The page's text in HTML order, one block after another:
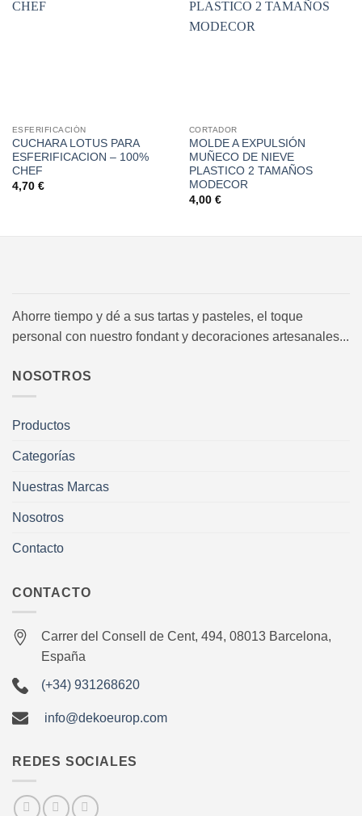
ESFERIFICACIÓN
CUCHARA LOTUS PARA
ESFERIFICACION – 100%
CHEF
4,70 €
a la
CORTADOR
MOLDE A EXPULSIÓN
MUÑECO DE NIEVE
PLASTICO 2 TAMAÑOS
MODECOR
4,00 €
Ahorre tiempo y dé a sus tartas y pasteles, el toque
personal con nuestro fondant y decoraciones artesanales...
NOSOTROS
Productos
Categorías
Nuestras Marcas
Nosotros
Contacto
CONTACTO
Carrer del Consell de Cent, 494, 08013 Barcelona,
España
(+34) 931268620
info@dekoeurop.com
REDES SOCIALES